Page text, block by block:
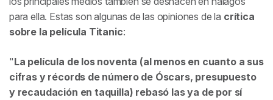
para ella. Estas son algunas de las opiniones de la crítica
sobre la película Titanic:
La película de los noventa (al menos en cuanto a sus
cifras y récords de número de Óscars, presupuesto
y recaudación en taquilla) rebasó las ya de por sí